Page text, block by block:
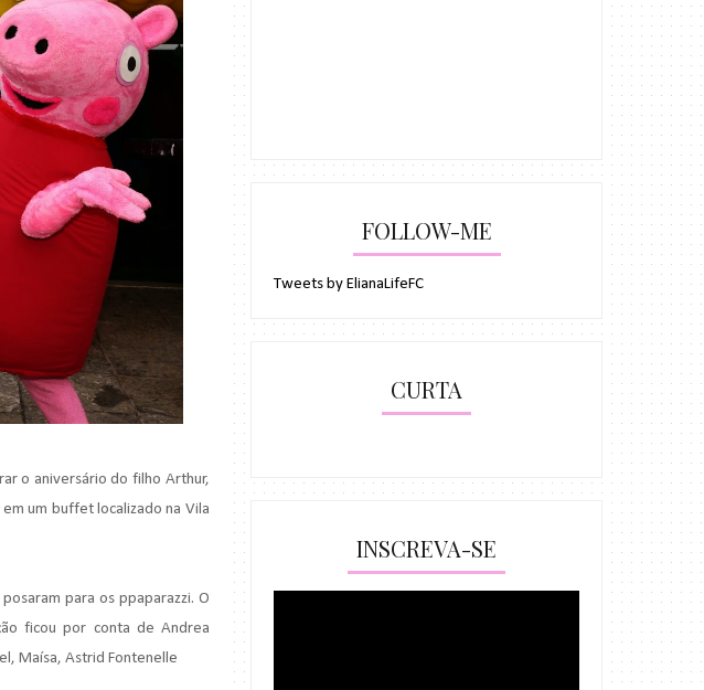
o aniversário do filho Arthur,
um buffet localizado na Vila
para os ppaparazzi. O
ficou por conta de Andrea
Maísa, Astrid Fontenelle
FOLLOW-ME
Tweets by ElianaLifeFC
CURTA
INSCREVA-SE